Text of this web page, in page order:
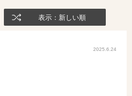
表示：新しい順
2025.6.24